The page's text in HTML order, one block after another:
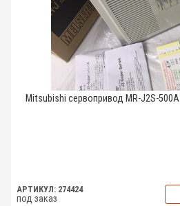
Mitsubishi сервопривод MR-J2S-500A
АРТИКУЛ: 274424
под заказ